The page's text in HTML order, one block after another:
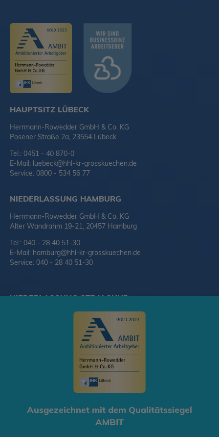
HAUPTSITZ LÜBECK
Herrmann-Rowedder GmbH & Co. KG
Posener Straße 2a, 23554 Lübeck
Tel.: 0451 - 40 870-0
E-Mail: luebeck@hhl-kr-grosskuechen.de
Service: 0800 - 534 56 77
NIEDERLASSUNG HAMBURG
Herrmann-Rowedder GmbH & Co. KG
Alter Wandrahm 19-21, 20457 Hamburg
Tel.: 040 - 28 40 51-30
E-Mail: hamburg@hhl-kr-grosskuechen.de
Service: 040 - 28 40 51-30
NIEDERLASSUNG STRALSUND
Herrmann-Rowedder GmbH & Co. KG
Am Umspannwerk 2, 18437 Stralsund
Tel.: 03831 - 28 49 88-0
stralsund@hhl-kr-grosskuechen.de
© 2020 Herrmann-Rowedder GmbH & Co. KG
Datenschutz
Ausgezeichnet mit dem Qualitätssiegel
AMBIT